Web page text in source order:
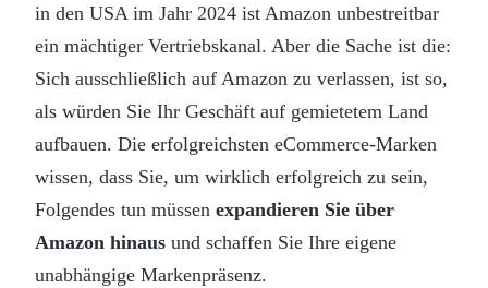
in den USA im Jahr 2024 ist Amazon unbestreitbar
ein mächtiger Vertriebskanal. Aber die Sache ist die:
Sich ausschließlich auf Amazon zu verlassen, ist so,
als würden Sie Ihr Geschäft auf gemietetem Land
aufbauen. Die erfolgreichsten eCommerce-Marken
wissen, dass Sie, um wirklich erfolgreich zu sein,
Folgendes tun müssen expandieren Sie über
Amazon hinaus und schaffen Sie Ihre eigene
unabhängige Markenpräsenz.